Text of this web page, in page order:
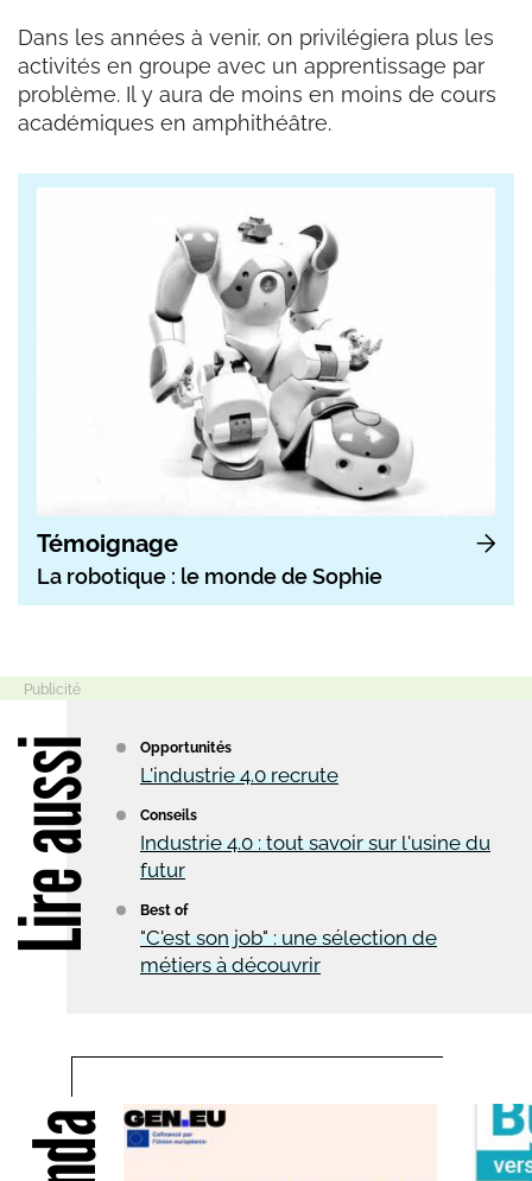
Dans les années à venir, on privilégiera plus les
activités en groupe avec un apprentissage par
problème. Il y aura de moins en moins de cours
académiques en amphithéâtre.
Témoignage
La robotique : le monde de Sophie
Opportunités
L'industrie 4.0 recrute
Conseils
Industrie 4.0 : tout savoir sur l'usine du
futur
Best of
"C'est son job" : une sélection de
métiers à découvrir